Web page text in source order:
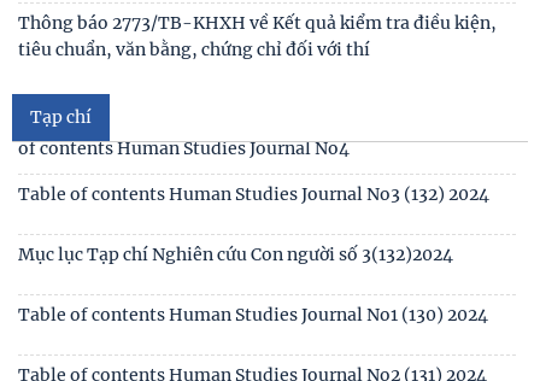
gia sát hạch trình độ hiểu biết chung
Thông báo kết quả kiểm tra điều kiện, tiêu chuẩn, văn
Thông báo 2773/TB-KHXH về Kết quả kiểm tra điều kiện,
tiêu chuẩn, văn bằng, chứng chỉ đối với thí
of contents Human Studies Journal No6
Mục lục tạp chí Nghiên cứu Con người số 5 (134) 2024 /Table
of contents Human Studies Journal No5
Mục lục tạp chí Nghiên cứu Con người số 4 (133) 2024 /Table
of contents Human Studies Journal No4
Table of contents Human Studies Journal No3 (132) 2024
Mục lục Tạp chí Nghiên cứu Con người số 3(132)2024